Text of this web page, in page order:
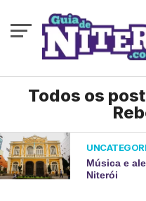
Todos os
Música e
Niterói